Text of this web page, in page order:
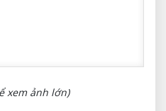
xem ảnh lớn)